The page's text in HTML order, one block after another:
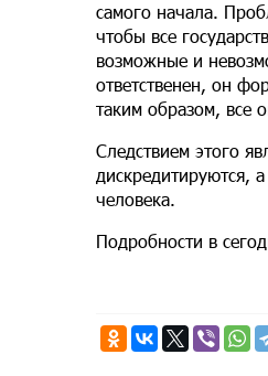
самого начала.
чтобы все
возможные и
ответственен, он
таким образом, все
Следствием этого
дискредитируются,
человека.
Подробности в